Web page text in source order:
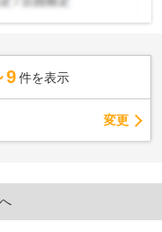
9 件を表示
変更